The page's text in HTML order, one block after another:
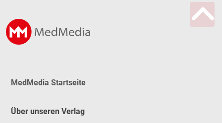
MedMedia Startseite
Über unseren Verlag